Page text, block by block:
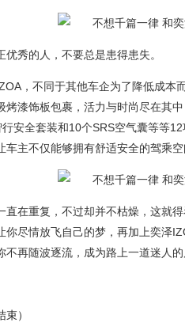
优秀的人，不要总是患得患失。
，不同于其他车企为了降低成本
烤漆饰板包裹，活力与时尚尽在其
安全套装和10个SRS空气囊等等
车主不仅能够拥有舒适安全的驾乘
直在重复，不过却并不枯燥，这就
你尽情放飞自己的梦，再加上奕泽
不再随波逐流，成为路上一道迷人的
束）